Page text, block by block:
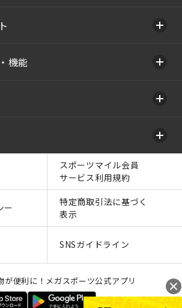
機能
スポーツマイル会員
サービス利用規約
ー
特定商取引法に基づく
表示
SNSガイドライン
が便利に！メガスポーツ公式アプリ